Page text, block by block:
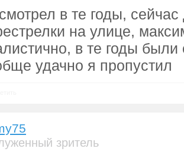
в те годы,
на улице,
в те годы
удачно я пропустил
зритель